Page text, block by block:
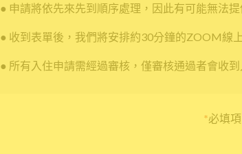
● 申請將依先來先到順序處理，因此有可能無法
● 收到表單後，我們將安排約30分鐘的ZOOM線
● 所有入住申請需經過審核，僅審核通過者會收到
*必填